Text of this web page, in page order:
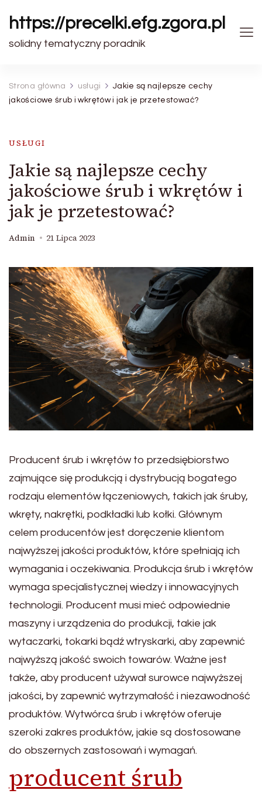
https://precelki.efg.zgora.pl
solidny tematyczny poradnik
Strona główna usługi
Jakie są najlepsze cechy
jakościowe śrub i wkrętów i jak je przetestować?
USŁUGI
Jakie są najlepsze cechy
jakościowe śrub i wkrętów i
jak je przetestować?
Admin 21 Lipca 2023
Producent śrub i wkrętów to przedsiębiorstwo
zajmujące się produkcją i dystrybucją bogatego
rodzaju elementów łączeniowych, takich jak śruby,
wkręty, nakrętki, podkładki lub kołki. Głównym
celem producentów jest doręczenie klientom
najwyższej jakości produktów, które spełniają ich
wymagania i oczekiwania. Produkcja śrub i wkrętów
wymaga specjalistycznej wiedzy i innowacyjnych
technologii. Producent musi mieć odpowiednie
maszyny i urządzenia do produkcji, takie jak
wytaczarki, tokarki bądź wtryskarki, aby zapewnić
najwyższą jakość swoich towarów. Ważne jest
także, aby producent używał surowce najwyższej
jakości, by zapewnić wytrzymałość i niezawodność
produktów. Wytwórca śrub i wkrętów oferuje
szeroki zakres produktów, jakie są dostosowane
do obszernych zastosowań i wymagań.
producent śrub